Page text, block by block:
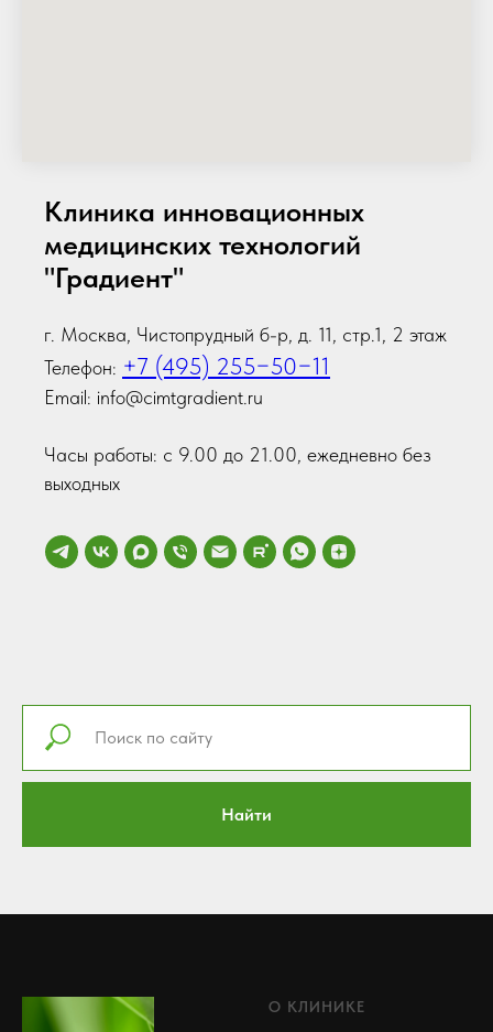
Клиника инновационных
медицинских технологий
"Градиент"
г. Москва, Чистопрудный б-р, д. 11, стр.1, 2 этаж
Телефон: +7 (495) 255−50−11
Email: info@cimtgradient.ru
Часы работы: с 9.00 до 21.00, ежедневно без
выходных
Найти
О КЛИНИКЕ